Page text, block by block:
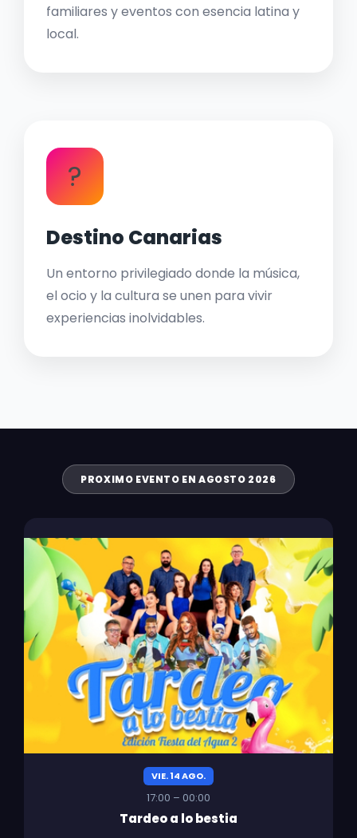
familiares y eventos con esencia latina y
local.
?
Destino Canarias
Un entorno privilegiado donde la música,
el ocio y la cultura se unen para vivir
experiencias inolvidables.
PROXIMO EVENTO EN AGOSTO 2026
VIE. 14 AGO.
17:00 – 00:00
Tardeo a lo bestia